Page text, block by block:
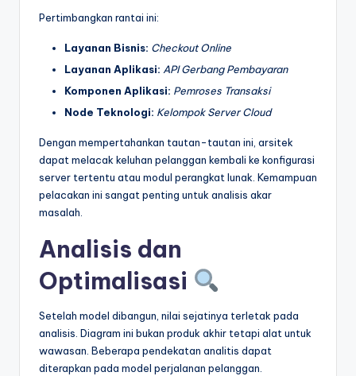
Pertimbangkan rantai ini:
Layanan Bisnis: Checkout Online
Layanan Aplikasi: API Gerbang Pembayaran
Komponen Aplikasi: Pemroses Transaksi
Node Teknologi: Kelompok Server Cloud
Dengan mempertahankan tautan-tautan ini, arsitek
dapat melacak keluhan pelanggan kembali ke konfigurasi
server tertentu atau modul perangkat lunak. Kemampuan
pelacakan ini sangat penting untuk analisis akar
masalah.
Analisis dan
Optimalisasi
Setelah model dibangun, nilai sejatinya terletak pada
analisis. Diagram ini bukan produk akhir tetapi alat untuk
wawasan. Beberapa pendekatan analitis dapat
diterapkan pada model perjalanan pelanggan.